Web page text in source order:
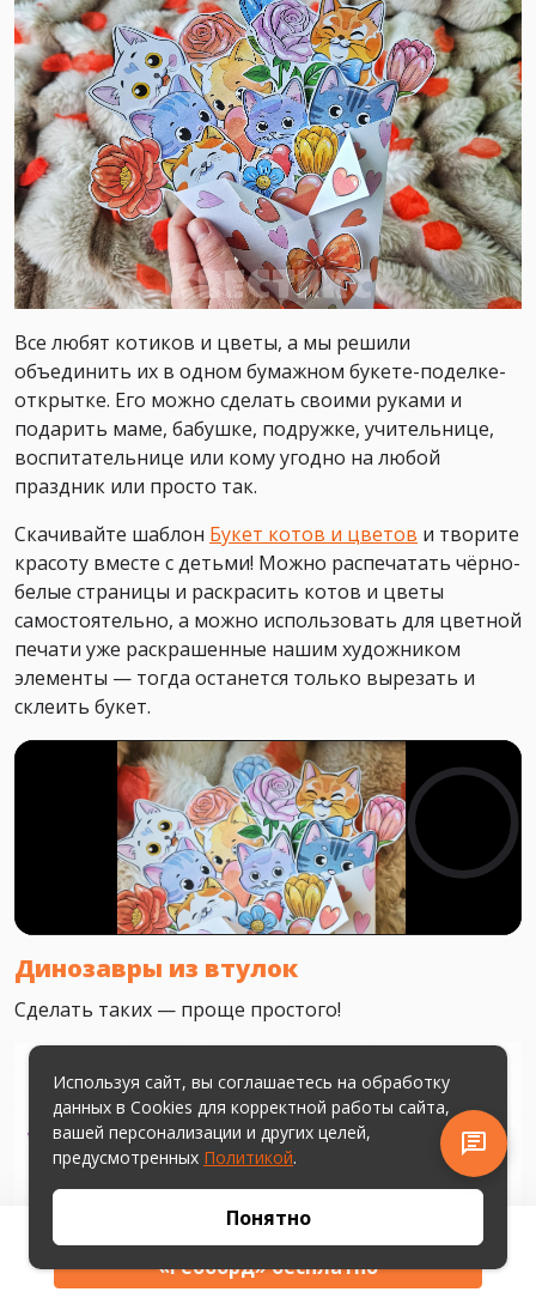
Все любят котиков и цветы, а мы решили
объединить их в одном бумажном букете-поделке-
открытке. Его можно сделать своими руками и
подарить маме, бабушке, подружке, учительнице,
воспитательнице или кому угодно на любой
праздник или просто так.
Скачивайте шаблон Букет котов и цветов и творите
красоту вместе с детьми! Можно распечатать чёрно-
белые страницы и раскрасить котов и цветы
самостоятельно, а можно использовать для цветной
печати уже раскрашенные нашим художником
элементы — тогда останется только вырезать и
склеить букет.
Динозавры из втулок
Сделать таких — проще простого!
Используя сайт, вы соглашаетесь на обработку
данных в Cookies для корректной работы сайта,
вашей персонализации и других целей,
предусмотренных Политикой.
Понятно
«Геоборд» бесплатно